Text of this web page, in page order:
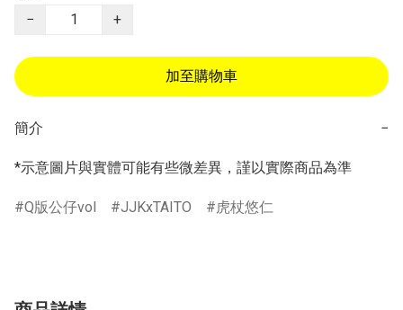
−
+
加至購物車
簡介 −
*示意圖片與實體可能有些微差異，謹以實際商品為準
Q版公仔vol JJKxTAITO 虎杖悠仁